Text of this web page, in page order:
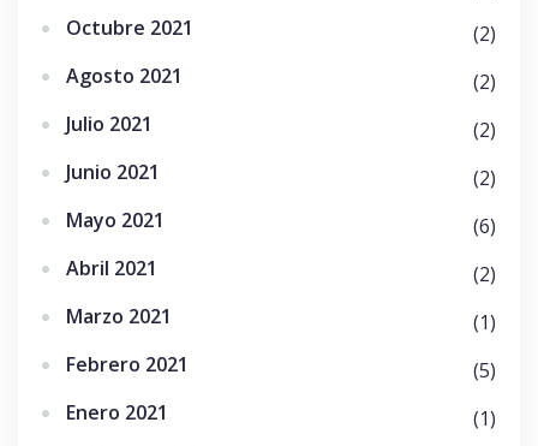
Octubre 2021
(2)
Agosto 2021
(2)
Julio 2021
(2)
Junio 2021
(2)
Mayo 2021
(6)
Abril 2021
(2)
Marzo 2021
(1)
Febrero 2021
(5)
Enero 2021
(1)